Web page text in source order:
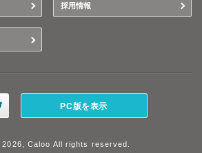
採用情報
PC版を表示
Caloo All rights reserved.